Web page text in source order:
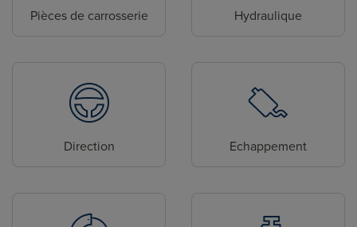
Pièces de carrosserie Hydraulique
Direction Echappement